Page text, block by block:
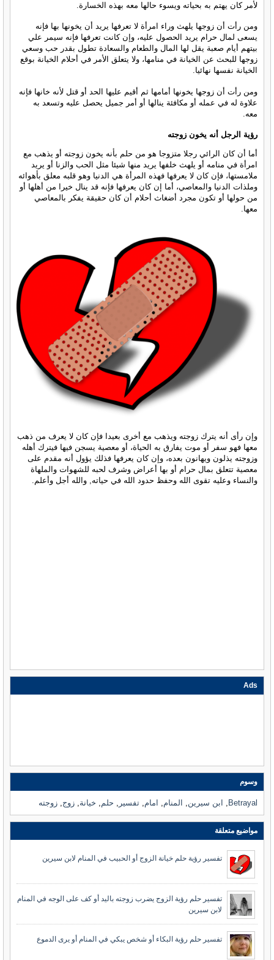
لأمر كان يهتم به بحياته ويسوء حالها معه بهذه الخسارة.
ومن رأت أن زوجها يلهث وراء امرأة لا تعرفها يريد أن يخونها بها فإنه
يسعى لمال حرام يريد الحصول عليه، وإن كانت تعرفها فإنه سيمر علي
بيتهم أيام صعبة يقل لها المال والطعام والسعادة تطول بقدر حب وسعي
زوجها للبحث عن الخيانة في منامها، ولا يتعلق الأمر في أحلام الخيانة بوقع
الخيانة نفسها نهائيا.
ومن رأت أن زوجها يخونها أمامها ثم أقيم عليها الحد أو قتل لأنه خانها فإنه
علاوة له في عمله أو مكافئة ينالها أو أمر جميل يحصل عليه وتسعد به
معه.
رؤية الرجل أنه يخون زوجته
أما أن كان الرائي رجلا متزوجا هو من حلم بأنه يخون زوجته أو يذهب مع
امرأة في منامه أو يلهث خلفها يريد منها شيئا مثل الحب والزنا أو يريد
ملامستها، فإن كان لا يعرفها فهذه المرأة هي الدنيا وهو قلبه معلق بأهوائه
وملذات الدنيا والمعاصي، أما إن كان يعرفها فإنه قد ينال خيرا من أهلها أو
من حولها أو تكون مجرد أضغاث أحلام أن كان حقيقة يفكر بالمعاصي
معها.
وإن رأى أنه يترك زوجته ويذهب مع أخرى بعيدا فإن كان لا يعرف من ذهب
معها فهو سفر أو موت يفارق به الحياة، أو معصية يسجن فيها فيترك أهله
وزوجته يذلون ويهانون بعده، وإن كان يعرفها فذلك يؤول أنه مقدم على
معصية تتعلق بمال حرام أو بها أعراض وشرف لحبه للشهوات والملهاة
والنساء وعليه تقوى الله وحفظ حدود الله في حياته, والله أجل وأعلم.
Ads
وسوم
Betrayal
, ابن سيرين, المنام, امام,تفسير , حلم, خيانة,زوج,زوجته
مواضيع متعلقة
تفسير رؤية حلم خيانة الزوج أو الحبيب في المنام لابن سيرين
تفسير حلم رؤية الزوج يضرب زوجته باليد أو كف على الوجه في المنام
لابن سيرين
تفسير حلم رؤية البكاء أو شخص يبكي في المنام أو يرى الدموع